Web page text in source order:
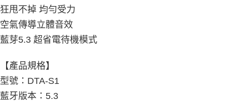
狂甩不掉 均勻受力
空氣傳導立體音效
藍芽5.3 超省電待機模式
【產品規格】
型號：DTA-S1
藍牙版本：5.3